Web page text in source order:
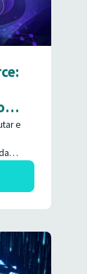
e
APIs
sua
e